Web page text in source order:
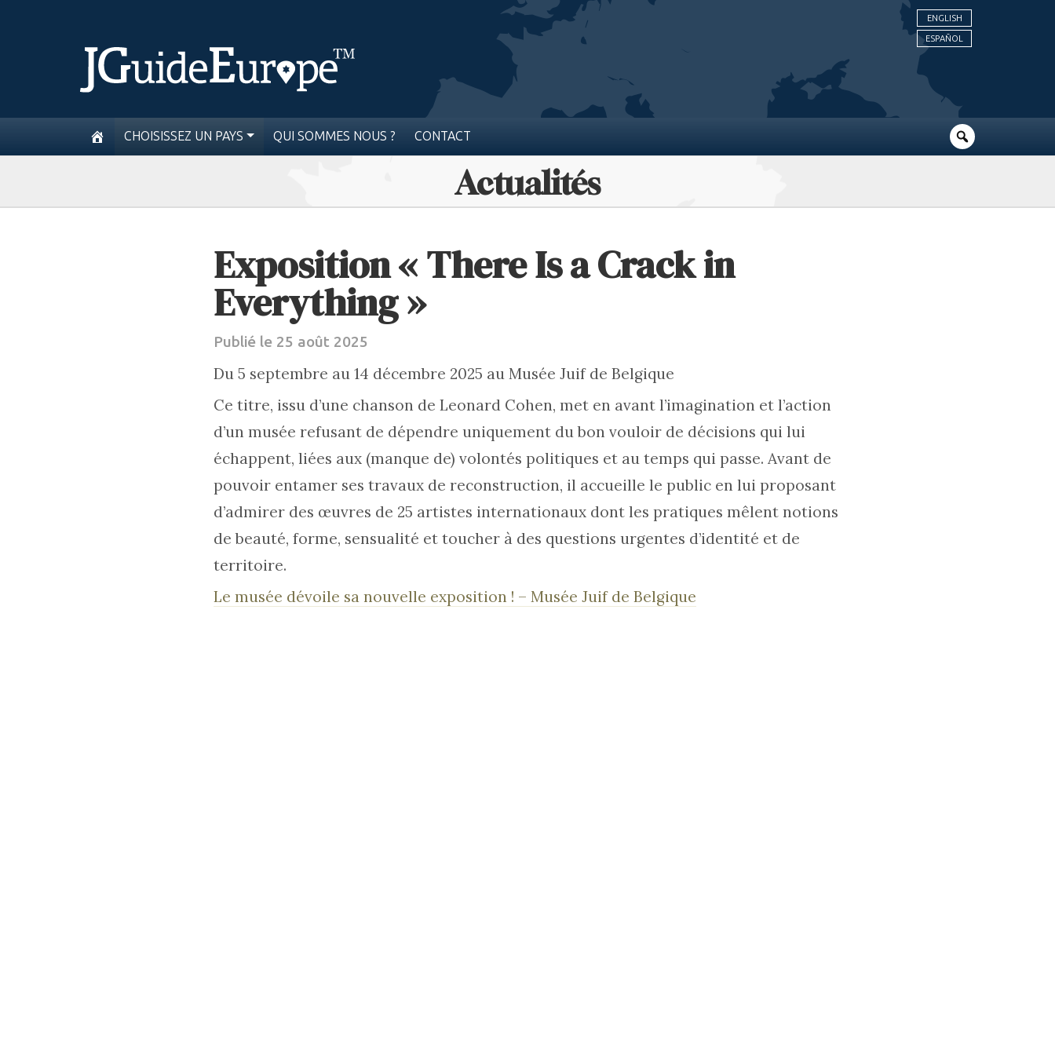
ENGLISH
ESPAÑOL
CHOISISSEZ UN PAYS QUI SOMMES NOUS ? CONTACT
Actualités
Exposition « There Is a Crack in
Everything »
Publié le 25 août 2025
Du 5 septembre au 14 décembre 2025 au Musée Juif de Belgique
Ce titre, issu d’une chanson de Leonard Cohen, met en avant l’imagination et l’action
d’un musée refusant de dépendre uniquement du bon vouloir de décisions qui lui
échappent, liées aux (manque de) volontés politiques et au temps qui passe. Avant de
pouvoir entamer ses travaux de reconstruction, il accueille le public en lui proposant
d’admirer des œuvres de 25 artistes internationaux dont les pratiques mêlent notions
de beauté, forme, sensualité et toucher à des questions urgentes d’identité et de
territoire.
Le musée dévoile sa nouvelle exposition ! – Musée Juif de Belgique